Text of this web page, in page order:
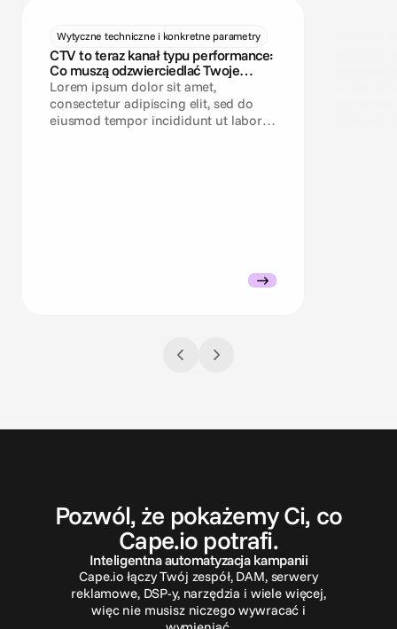
Wytyczne techniczne i konkretne parametry
CTV to teraz kanał typu performance:
Co muszą odzwierciedlać Twoje
specyfikacje Reklamy
Lorem ipsum dolor sit amet,
consectetur adipiscing elit, sed do
eiusmod tempor incididunt ut labore
a u
Pozwól, że pokażemy Ci, co
Cape.io potrafi.
Inteligentna automatyzacja kampanii
Cape.io łączy Twój zespół, DAM, serwery
reklamowe, DSP-y, narzędzia i wiele więcej,
więc nie musisz niczego wywracać i